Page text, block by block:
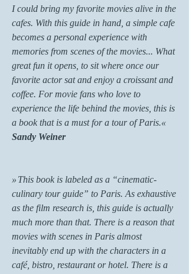
I could bring my favorite movies alive in the
cafes. With this guide in hand, a simple cafe
becomes a personal experience with
memories from scenes of the movies... What
great fun it opens, to sit where once our
favorite actor sat and enjoy a croissant and
coffee. For movie fans who love to
experience the life behind the movies, this is
a book that is a must for a tour of Paris.«
Sandy Weiner
» This book is labeled as a “cinematic-
culinary tour guide” to Paris. As exhaustive
as the film research is, this guide is actually
much more than that. There is a reason that
movies with scenes in Paris almost
inevitably end up with the characters in a
café, bistro, restaurant or hotel. There is a